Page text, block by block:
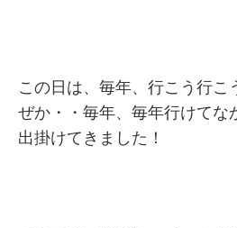
この日は、毎年、行こう行こ
ぜか・・毎年、毎年行けてな
出掛けてきました！